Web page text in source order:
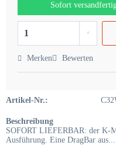
Sofort
Merken Bewerten
Artikel-Nr.:
Beschreibung
SOFORT LIEFERBAR: der K-
Ausführung. Eine DragBar aus...